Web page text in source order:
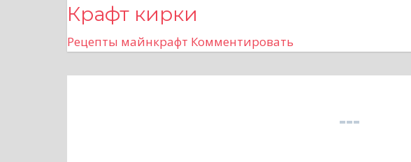
и
г
Крафт кирки
Рецепты майнкрафт Комментировать